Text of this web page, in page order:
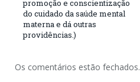
promoção e conscientização
do cuidado da saúde mental
materna e dá outras
providências.)
Os comentários estão fechados.